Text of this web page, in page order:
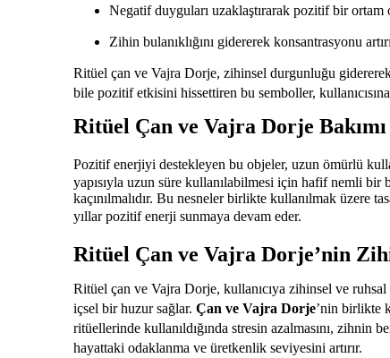
Negatif duyguları uzaklaştırarak pozitif bir ortam
Zihin bulanıklığını gidererek konsantrasyonu
Ritüel çan ve Vajra Dorje, zihinsel durgunluğu
bile pozitif etkisini hissettiren bu semboller,
Ritüel Çan ve Vajra Dorje
Pozitif enerjiyi destekleyen bu objeler, uzun ömürlü
yapısıyla uzun süre kullanılabilmesi için hafif nemli
kaçınılmalıdır. Bu nesneler birlikte kullanılmak üzere
yıllar pozitif enerji sunmaya devam eder.
Ritüel Çan ve Vajra Dorje’nin
Ritüel çan ve Vajra Dorje, kullanıcıya zihinsel ve ruhsal
içsel bir huzur sağlar. Çan ve Vajra Dorje’nin birlikte
ritüellerinde kullanıldığında stresin azalmasını, zihnin
hayattaki odaklanma ve üretkenlik seviyesini artırır.